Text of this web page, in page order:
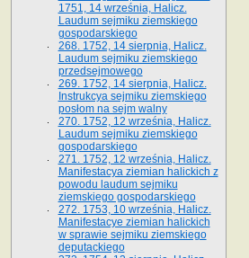
1751, 14 września, Halicz.
Laudum sejmiku ziemskiego
gospodarskiego
268. 1752, 14 sierpnia, Halicz.
Laudum sejmiku ziemskiego
przedsejmowego
269. 1752, 14 sierpnia, Halicz.
Instrukcya sejmiku ziemskiego
posłom na sejm walny
270. 1752, 12 września, Halicz.
Laudum sejmiku ziemskiego
gospodarskiego
271. 1752, 12 września, Halicz.
Manifestacya ziemian halickich z
powodu laudum sejmiku
ziemskiego gospodarskiego
272. 1753, 10 września, Halicz.
Manifestacye ziemian halickich
w sprawie sejmiku ziemskiego
deputackiego